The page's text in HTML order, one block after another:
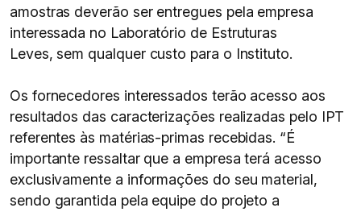
amostras deverão ser entregues pela empresa
interessada no Laboratório de Estruturas
Leves, sem qualquer custo para o Instituto.
Os fornecedores interessados terão acesso aos
resultados das caracterizações realizadas pelo IPT
referentes às matérias-primas recebidas. “É
importante ressaltar que a empresa terá acesso
exclusivamente a informações do seu material,
sendo garantida pela equipe do projeto a